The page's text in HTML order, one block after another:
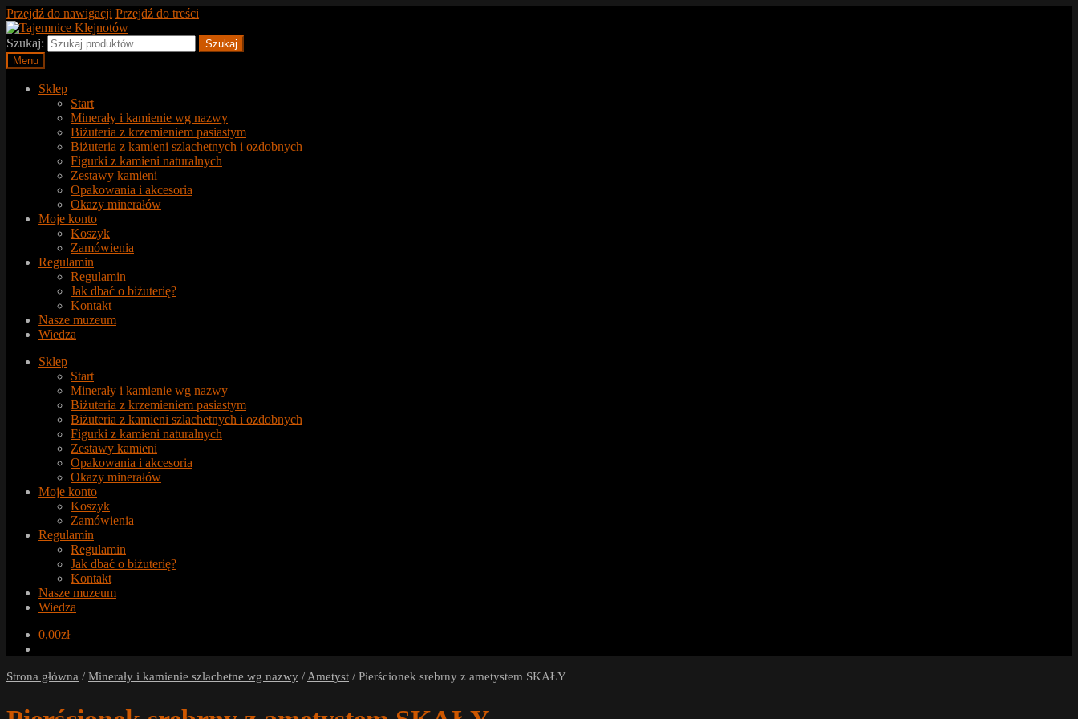
Przejdź do nawigacji Przejdź do treści
Szukaj:
Szukaj
Menu
Sklep
Start
Minerały i kamienie wg nazwy
Biżuteria z krzemieniem pasiastym
Biżuteria z kamieni szlachetnych i ozdobnych
Figurki z kamieni naturalnych
Zestawy kamieni
Opakowania i akcesoria
Okazy minerałów
Moje konto
Koszyk
Zamówienia
Regulamin
Regulamin
Jak dbać o biżuterię?
Kontakt
Nasze muzeum
Wiedza
Sklep
Start
Minerały i kamienie wg nazwy
Biżuteria z krzemieniem pasiastym
Biżuteria z kamieni szlachetnych i ozdobnych
Figurki z kamieni naturalnych
Zestawy kamieni
Opakowania i akcesoria
Okazy minerałów
Moje konto
Koszyk
Zamówienia
Regulamin
Regulamin
Jak dbać o biżuterię?
Kontakt
Nasze muzeum
Wiedza
0,00zł
Strona główna / Minerały i kamienie szlachetne wg nazwy / Ametyst / Pierścionek srebrny z ametystem SKAŁY